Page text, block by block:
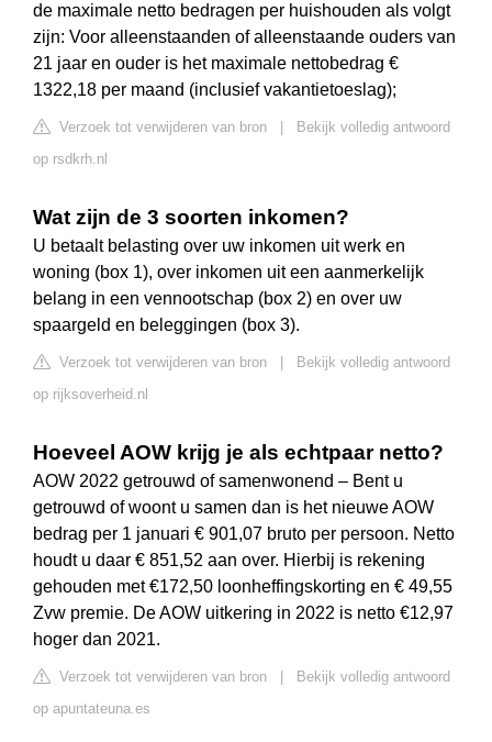
de maximale netto bedragen per huishouden als volgt
zijn: Voor alleenstaanden of alleenstaande ouders van
21 jaar en ouder is het maximale nettobedrag €
1322,18 per maand (inclusief vakantietoeslag);
Verzoek tot verwijderen van bron
Bekijk volledig antwoord
op rsdkrh.nl
Wat zijn de 3 soorten inkomen?
U betaalt belasting over uw inkomen uit werk en
woning (box 1), over inkomen uit een aanmerkelijk
belang in een vennootschap (box 2) en over uw
spaargeld en beleggingen (box 3).
Verzoek tot verwijderen van bron
Bekijk volledig antwoord
op rijksoverheid.nl
Hoeveel AOW krijg je als echtpaar netto?
AOW 2022 getrouwd of samenwonend – Bent u
getrouwd of woont u samen dan is het nieuwe AOW
bedrag per 1 januari € 901,07 bruto per persoon. Netto
houdt u daar € 851,52 aan over. Hierbij is rekening
gehouden met €172,50 loonheffingskorting en € 49,55
Zvw premie. De AOW uitkering in 2022 is netto €12,97
hoger dan 2021.
Verzoek tot verwijderen van bron
Bekijk volledig antwoord
op apuntateuna.es